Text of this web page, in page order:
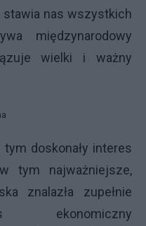
nas wszystkich
międzynarodowy
wielki i ważny
doskonały interes
tym najważniejsze,
znalazła zupełnie
ekonomiczny